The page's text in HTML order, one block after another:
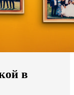
в